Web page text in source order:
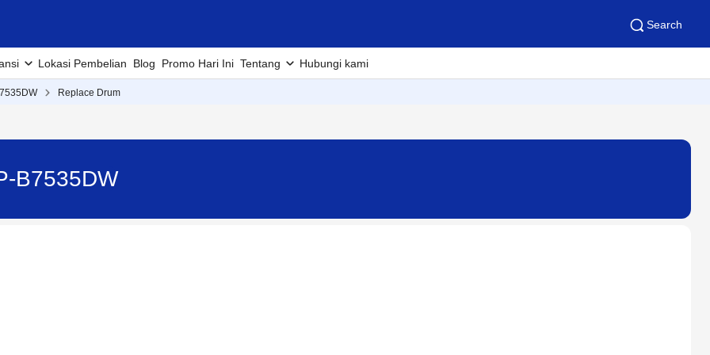
Search
Lokasi Pembelian Blog Promo Hari Ini Tentang Hubungi kami
Replace Drum
B7535DW